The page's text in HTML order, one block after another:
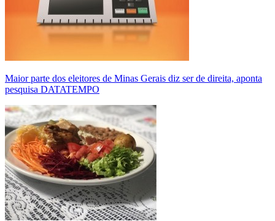
Maior parte dos eleitores de Minas Gerais diz ser de direita, aponta
pesquisa DATATEMPO